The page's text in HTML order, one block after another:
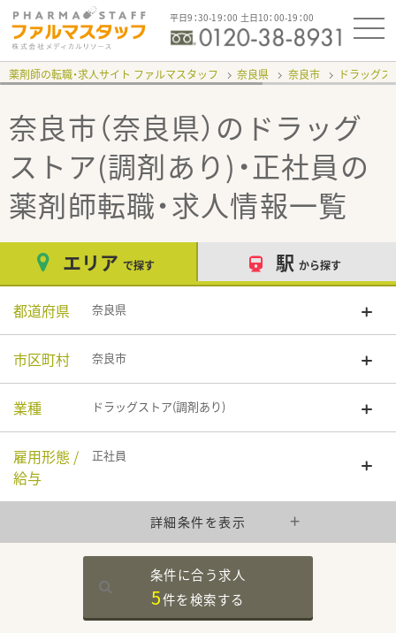
平日9：30-19：00 土日10：00-19：00
薬剤師の転職・求人サイト ファルマスタッフ 奈良県 奈良市 ドラッグ
奈良市（奈良県）のドラッグ
ストア(調剤あり)・正社員の
薬剤師転職・求人情報一覧
エリア で探す 駅 から探す
都道府県 奈良県
市区町村 奈良市
業種 ドラッグストア(調剤あり)
雇用形態 /
給与
正社員
詳細条件を表示
条件に合う求人
5件を検索する